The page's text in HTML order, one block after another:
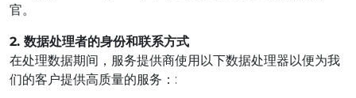
官。
2. 数据处理者的身份和联系方式
在处理数据期间，服务提供商使用以下数据处理器以便为我
们的客户提供高质量的服务：: